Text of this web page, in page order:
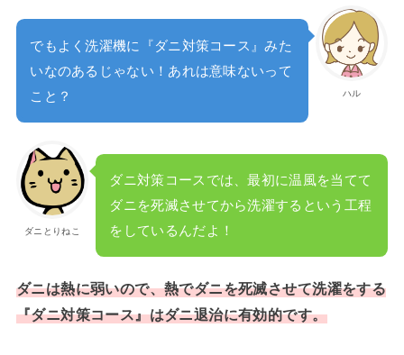
ハル
でもよく洗濯機に『ダニ対策コース』みた
いなのあるじゃない！あれは意味ないって
こと？
ダニとりねこ
ダニ対策コースでは、最初に温風を当てて
ダニを死滅させてから洗濯するという工程
をしているんだよ！
ダニは熱に弱いので、熱でダニを死滅させて洗濯をする
『ダニ対策コース』はダニ退治に有効的です。